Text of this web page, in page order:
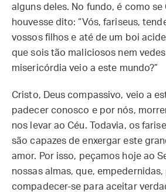
alguns deles. No fundo, é como se
houvesse dito: “Vós, fariseus,
vossos filhos e até de um boi
que sois tão maliciosos nem
misericórdia veio a este mundo?”
Cristo, Deus compassivo, veio a
padecer conosco e por nós,
nos levar ao Céu. Todavia, os
são capazes de enxergar este
amor. Por isso, peçamos hoje ao
nossas almas, que,
compadecer-se para aceitar